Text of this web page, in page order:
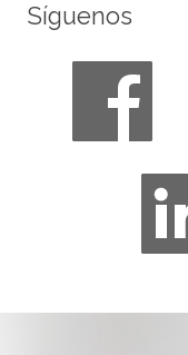
Síguenos